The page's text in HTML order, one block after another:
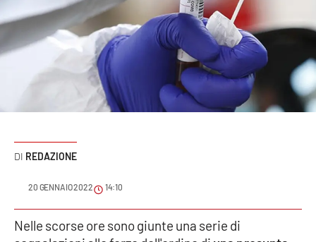
Italia Mondo
Sanità
Sport
Cultura
Podcast
Meteo
Editoriali
REDAZIONE
20 GENNAIO 2022 14:10
Nelle scorse ore sono giunte una serie di